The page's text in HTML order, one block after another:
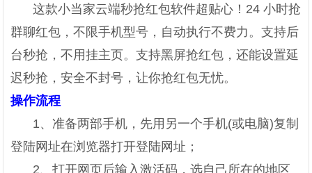
这款小当家云端秒抢红包软件超贴心！24 小时抢
群聊红包，不限手机型号，自动执行不费力。支持后
台秒抢，不用挂主页。支持黑屏抢红包，还能设置延
迟秒抢，安全不封号，让你抢红包无忧。
操作流程
1、准备两部手机，先用另一个手机(或电脑)复制
登陆网址在浏览器打开登陆网址；
2、打开网页后输入激活码，选自己所在的地区